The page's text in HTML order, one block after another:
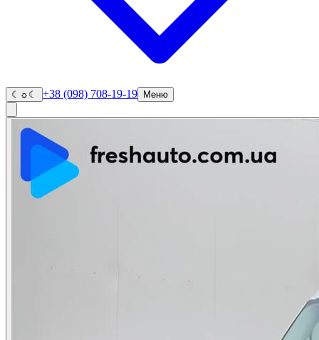
☾ ☼ ☾ +38 (098) 708-19-19 Меню